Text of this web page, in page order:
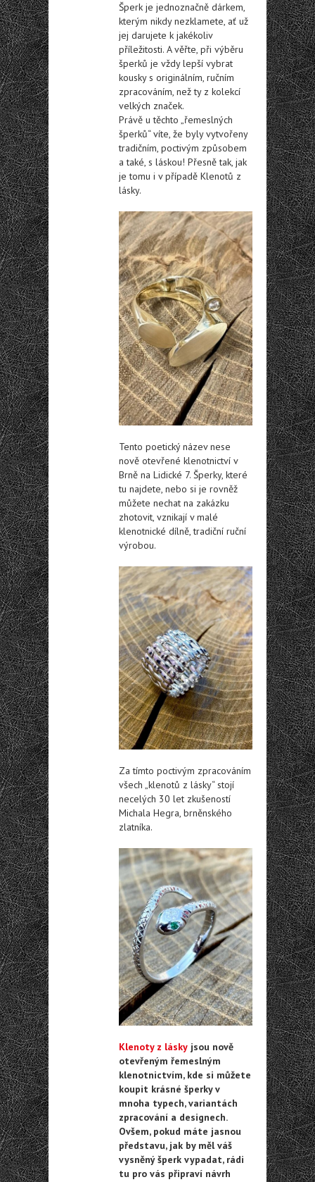
Šperk je jednoznačně dárkem,
kterým nikdy nezklamete, ať už
jej darujete k jakékoliv
příležitosti. A věřte, při výběru
šperků je vždy lepší vybrat
kousky s originálním, ručním
zpracováním, než ty z kolekcí
velkých značek.
Právě u těchto „řemeslných
šperků“ víte, že byly vytvořeny
tradičním, poctivým způsobem
a také, s láskou! Přesně tak, jak
je tomu i v případě Klenotů z
lásky.
Tento poetický název nese
nově otevřené klenotnictví v
Brně na Lidické 7. Šperky, které
tu najdete, nebo si je rovněž
můžete nechat na zakázku
zhotovit, vznikají v malé
klenotnické dílně, tradiční ruční
výrobou.
Za tímto poctivým zpracováním
všech „klenotů z lásky“ stojí
necelých 30 let zkušeností
Michala Hegra, brněnského
zlatníka.
Klenoty z lásky jsou nově
otevřeným řemeslným
klenotnictvím, kde si můžete
koupit krásné šperky v
mnoha typech, variantách
zpracování a designech.
Ovšem, pokud máte jasnou
představu, jak by měl váš
vysněný šperk vypadat, rádi
tu pro vás připraví návrh